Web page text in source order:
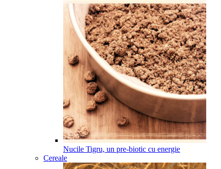
Nucile Tigru, un pre-biotic cu energie
Cereale